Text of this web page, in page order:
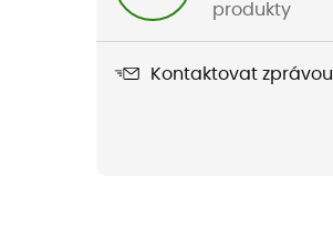
produkty
Kontaktovat zprávou